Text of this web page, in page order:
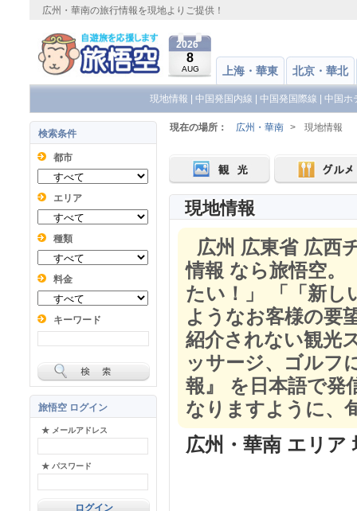
広州・華南の旅行情報を現地よりご提供！
2026
8
AUG 上海・華東 北京・華北
現地情報 中国発国内線 中国発国際線 中国ホ
検索条件
都市
エリア
種類
料金
キーワード
旅悟空 ログイン
★ メールアドレス
★ パスワード
現在の場所： 広州・華南 > 現地情報
現地情報
広州 広東省 広西
情報 なら旅悟空。
たい！」 「「新し
ようなお客様の要
紹介されない観光
ッサージ、ゴルフ
報』 を日本語で発
なりますように、
広州・華南 エリア